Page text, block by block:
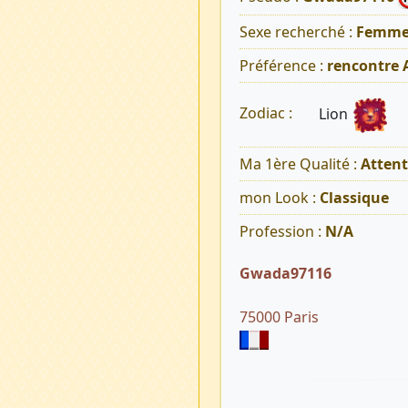
Sexe recherché :
Préférence : rencontre
Zodiac : Lion
Ma 1ère Qualité :
mon Look : Classique
Profession : N/A
Gwada97116
75000 Paris